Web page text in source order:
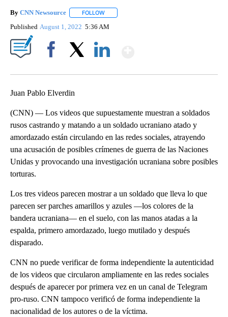
By CNN Newsource FOLLOW
Published August 1, 2022 5:36 AM
Juan Pablo Elverdin
(CNN) — Los videos que supuestamente muestran a soldados
rusos castrando y matando a un soldado ucraniano atado y
amordazado están circulando en las redes sociales, atrayendo
una acusación de posibles crímenes de guerra de las Naciones
Unidas y provocando una investigación ucraniana sobre posibles
torturas.
Los tres videos parecen mostrar a un soldado que lleva lo que
parecen ser parches amarillos y azules —los colores de la
bandera ucraniana— en el suelo, con las manos atadas a la
espalda, primero amordazado, luego mutilado y después
disparado.
CNN no puede verificar de forma independiente la autenticidad
de los videos que circularon ampliamente en las redes sociales
después de aparecer por primera vez en un canal de Telegram
pro-ruso. CNN tampoco verificó de forma independiente la
nacionalidad de los autores o de la víctima.